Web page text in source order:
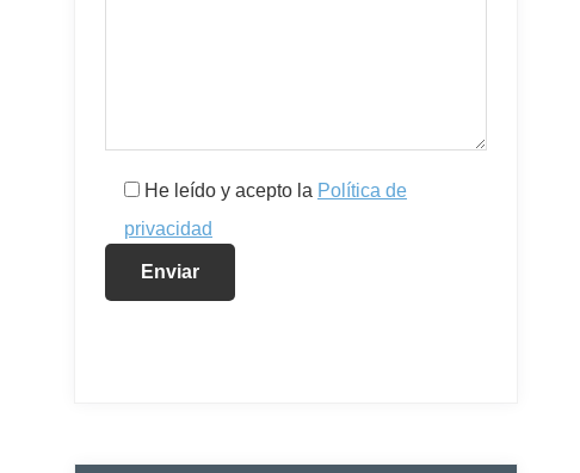
He leído y acepto la Política de
privacidad